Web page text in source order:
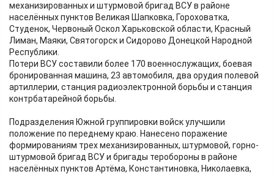
механизированных и штурмовой бригад ВСУ в районе
населённых пунктов Великая Шапковка, Гороховатка,
Студенок, Червоный Оскол Харьковской области, Красный
Лиман, Маяки, Святогорск и Сидорово Донецкой Народной
Республики.
Потери ВСУ составили более 170 военнослужащих, боевая
бронированная машина, 23 автомобиля, два орудия полевой
артиллерии, станция радиоэлектронной борьбы и станция
контрбатарейной борьбы.
Подразделения Южной группировки войск улучшили
положение по переднему краю. Нанесено поражение
формированиям трех механизированных, штурмовой, горно-
штурмовой бригад ВСУ и бригады теробороны в районе
населённых пунктов Артёма, Константиновка, Николаевка,